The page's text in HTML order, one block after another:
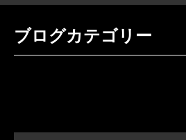
ブログカテゴリー